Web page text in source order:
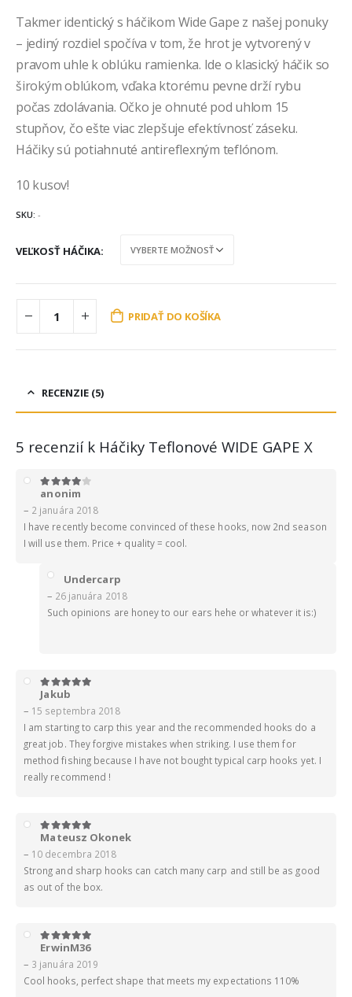
Takmer identický s háčikom Wide Gape z našej ponuky
– jediný rozdiel spočíva v tom, že hrot je vytvorený v
pravom uhle k oblúku ramienka. Ide o klasický háčik so
širokým oblúkom, vďaka ktorému pevne drží rybu
počas zdolávania. Očko je ohnuté pod uhlom 15
stupňov, čo ešte viac zlepšuje efektívnosť záseku.
Háčiky sú potiahnuté antireflexným teflónom.
10 kusov!
SKU: -
VEĽKOSŤ HÁČIKA
PRIDAŤ DO KOŠÍKA
RECENZIE (5)
5 recenzií k Háčiky Teflonové WIDE GAPE X
4z 5
anonim
– 2 januára 2018
I have recently become convinced of these hooks, now 2nd season
I will use them. Price + quality = cool.
Undercarp
– 26 januára 2018
Such opinions are honey to our ears hehe or whatever it is:)
5z 5
Jakub
– 15 septembra 2018
I am starting to carp this year and the recommended hooks do a
great job. They forgive mistakes when striking. I use them for
method fishing because I have not bought typical carp hooks yet. I
really recommend !
5z 5
Mateusz Okonek
– 10 decembra 2018
Strong and sharp hooks can catch many carp and still be as good
as out of the box.
5z 5
ErwinM36
– 3 januára 2019
Cool hooks, perfect shape that meets my expectations 110%